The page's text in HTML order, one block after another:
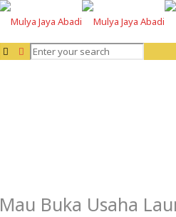
Mau Buka Usaha